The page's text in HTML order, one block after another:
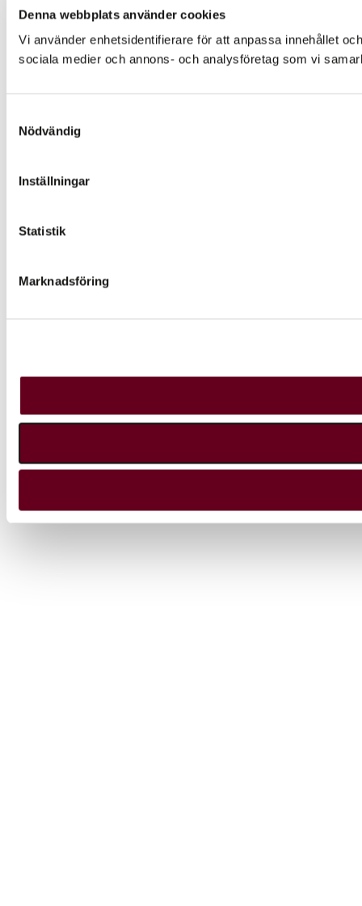
Denna webbplats använder cookies
Vi använder enhetsidentifierare för att anpassa innehållet
sociala medier och annons- och analysföretag som vi
Nödvändig
Inställningar
Statistik
Marknadsföring